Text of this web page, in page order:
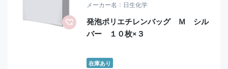
メーカー名 日生化学
発泡ポリエチレンバッグ Ｍ シル
バー １０枚×３
在庫あり